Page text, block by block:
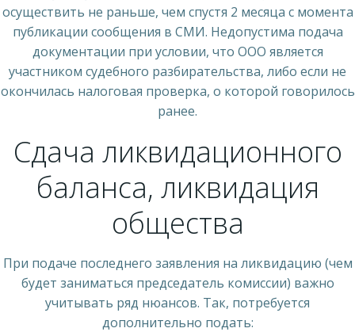
осуществить не раньше, чем спустя 2 месяца с момента
публикации сообщения в СМИ. Недопустима подача
документации при условии, что ООО является
участником судебного разбирательства, либо если не
окончилась налоговая проверка, о которой говорилось
ранее.
Сдача ликвидационного
баланса, ликвидация
общества
При подаче последнего заявления на ликвидацию (чем
будет заниматься председатель комиссии) важно
учитывать ряд нюансов. Так, потребуется
дополнительно подать: